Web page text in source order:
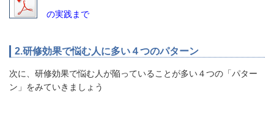
の実践まで
2.研修効果で悩む人に多い４つのパターン
次に、研修効果で悩む人が陥っていることが多い４つの「パター
ン」をみていきましょう